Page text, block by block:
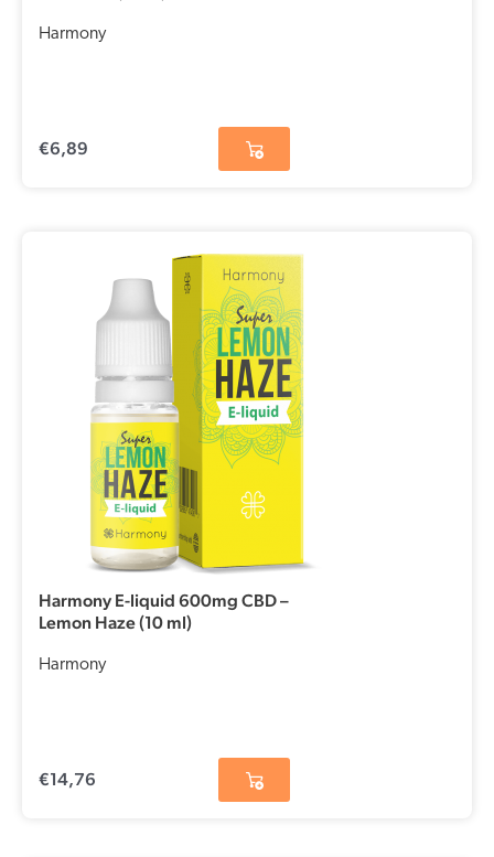
Harmony
€6,89
Harmony E-liquid 600mg CBD –
Lemon Haze (10 ml)
Harmony
€14,76